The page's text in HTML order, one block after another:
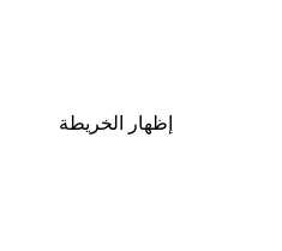
إظهار الخريطة